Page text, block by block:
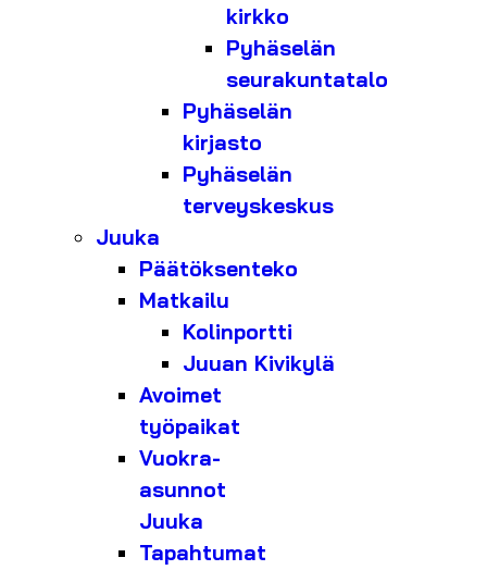
kirkko
Pyhäselän
seurakuntatalo
Pyhäselän
kirjasto
Pyhäselän
terveyskeskus
Juuka
Päätöksenteko
Matkailu
Kolinportti
Juuan Kivikylä
Avoimet
työpaikat
Vuokra-
asunnot
Juuka
Tapahtumat